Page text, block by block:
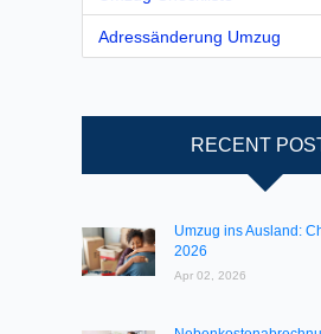
Adressänderung Umzug
RECENT
Umzug ins Ausland:
2026
Apr 02, 2026